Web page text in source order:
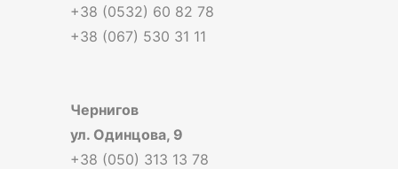
+38 (0532) 60 82 78
+38 (067) 530 31 11
Чернигов
ул. Одинцова, 9
+38 (050) 313 13 78